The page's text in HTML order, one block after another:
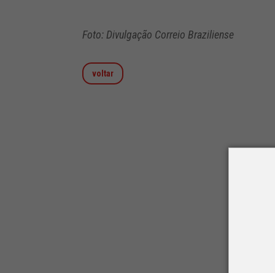
Foto: Divulgação Correio Braziliense
voltar